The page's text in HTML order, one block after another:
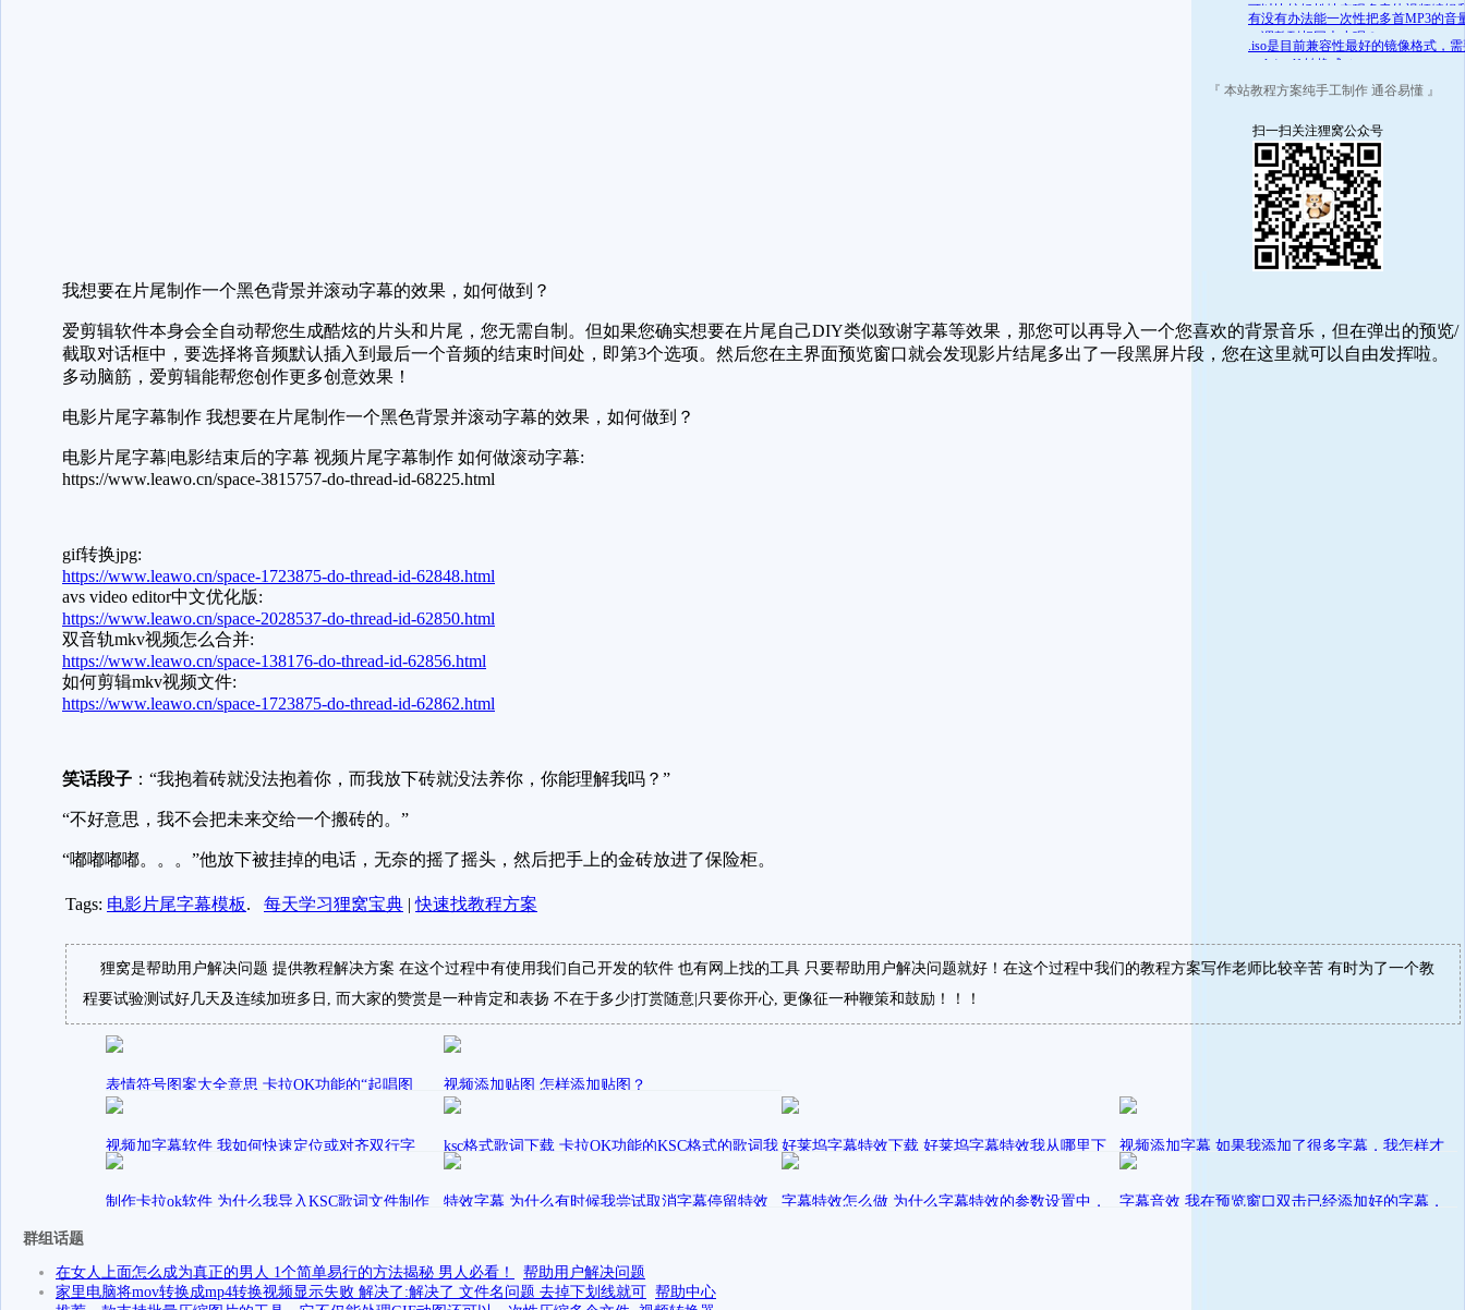
可以比较轻松地实现多音轨视频编辑
录
有没有办法能一次性把多首MP3的音
一调整到相同大小呢？
.iso是目前兼容性最好的镜像格式，
.mds/.mdf 转换成 .iso
『 本站教程方案纯手工制作 通谷易懂 』
扫一扫关注狸窝公众号
我想要在片尾制作一个黑色背景并滚动字幕的效果，如何做到？
爱剪辑软件本身会全自动帮您生成酷炫的片头和片尾，您无需自制。但如果您确实想要在片尾自己DIY类似致谢字幕等效果，那您可以再导入一个您喜欢的背景音乐，但在弹出的预览/
截取对话框中，要选择将音频默认插入到最后一个音频的结束时间处，即第3个选项。然后您在主界面预览窗口就会发现影片结尾多出了一段黑屏片段，您在这里就可以自由发挥啦。
多动脑筋，爱剪辑能帮您创作更多创意效果！
电影片尾字幕制作 我想要在片尾制作一个黑色背景并滚动字幕的效果，如何做到？
电影片尾字幕|电影结束后的字幕 视频片尾字幕制作 如何做滚动字幕:
https://www.leawo.cn/space-3815757-do-thread-id-68225.html
gif转换jpg:
https://www.leawo.cn/space-1723875-do-thread-id-62848.html
avs video editor中文优化版:
https://www.leawo.cn/space-2028537-do-thread-id-62850.html
双音轨mkv视频怎么合并:
https://www.leawo.cn/space-138176-do-thread-id-62856.html
如何剪辑mkv视频文件:
https://www.leawo.cn/space-1723875-do-thread-id-62862.html
笑话段子 ：“我抱着砖就没法抱着你，而我放下砖就没法养你，你能理解我吗？”
“不好意思，我不会把未来交给一个搬砖的。”
“嘟嘟嘟嘟。。。”他放下被挂掉的电话，无奈的摇了摇头，然后把手上的金砖放进了保险柜。
Tags: 电影片尾字幕模板. 每天学习狸窝宝典 |快速找教程方案
狸窝是帮助用户解决问题 提供教程解决方案 在这个过程中有使用我们自己开发的软件 也有网上找的工具 只要帮助用户解决问题就好！在这个过程中我们的教程方案写作老师比较辛苦 有时为了一个教
程要试验测试好几天及连续加班多日, 而大家的赞赏是一种肯定和表扬 不在于多少|打赏随意|只要你开心, 更像征一种鞭策和鼓励！！！
表情符号图案大全意思 卡拉OK功能的“起唱图
案”是什么意思呢？
sally 发表在爱剪辑的使用方法
视频添加贴图 怎样添加贴图？
视频加字幕软件 我如何快速定位或对齐双行字
幕？
ribbon立 发表在爱剪辑教程视频
ksc格式歌词下载 卡拉OK功能的KSC格式的歌词我
从哪里下载呢？
sally 发表在视频编辑软件
好莱坞字幕特效下载 好莱坞字幕特效我从哪里下
载呢？
ribbon立 发表在爱剪辑动景特效
视频添加字幕 如果我添加了很多字幕，我怎样才
能更方便快速地找到它们？
ribbon立 发表在爱剪辑
制作卡拉ok软件 为什么我导入KSC歌词文件制作
特效字幕 为什么有时候我尝试取消字幕停留特效
字幕特效怎么做 为什么字幕特效的参数设置中，
字幕音效 我在预览窗口双击已经添加好的字幕，
群组话题
在女人上面怎么成为真正的男人 1个简单易行的方法揭秘 男人必看！
帮助用户解决问题
家里电脑将mov转换成mp4转换视频显示失败 解决了:解决了 文件名问题 去掉下划线就可 帮助中心